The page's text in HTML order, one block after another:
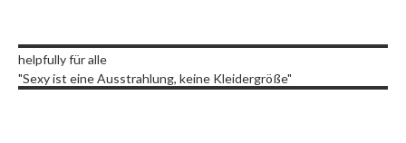
helpfully für alle
"Sexy ist eine Ausstrahlung, keine Kleidergröße"